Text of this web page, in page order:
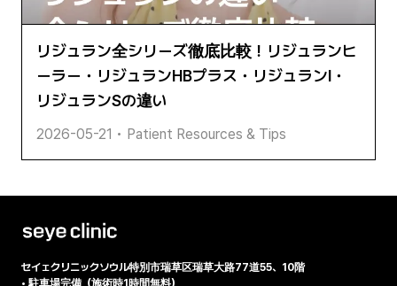
リジュラン全シリーズ徹底比較！リジュランヒ
ーラー・リジュランHBプラス・リジュランI・
リジュランSの違い
2026-05-21 • Patient Resources & Tips
セイェクリニックソウル特別市瑞草区瑞草大路77道55、10階
• 駐車場完備（施術時1時間無料）